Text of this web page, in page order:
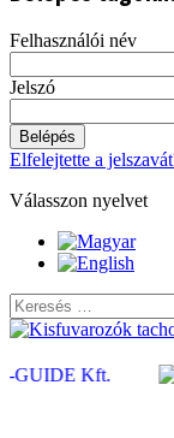
Felhasználói név
Jelszó
Belépés
Elfelejtette a
Válasszon nyelvet